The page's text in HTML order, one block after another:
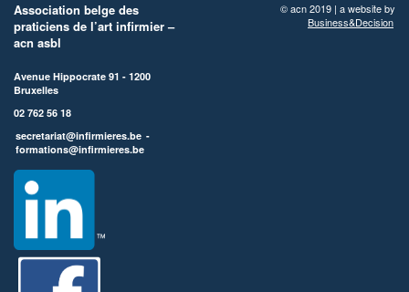
Association belge des
praticiens de l’art infirmier –
acn asbl
Avenue Hippocrate 91 - 1200
Bruxelles
02 762 56 18
secretariat@infirmieres.be -
formations@infirmieres.be
© acn 2019 | a website by
Business&Decision